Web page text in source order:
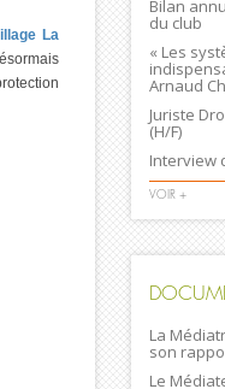
La
Bilan
du club
« Les
Arnaud
Juriste
(H/F)
Interview
VOIR +
La
son
Le